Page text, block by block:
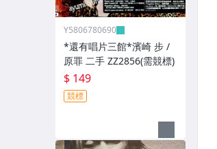
Y5806780690
*還有唱片三館*濱崎 步 /
原罪 二手 ZZ2856(需競標)
$ 149
競標